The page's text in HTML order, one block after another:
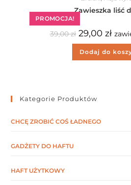
PROMOCJA!
Zawieszka liść
39,00zł 29,00 zł
Dodaj do
Kategorie Produktów
CHCĘ ZROBIĆ COŚ ŁADNEGO
GADŻETY DO HAFTU
HAFT UŻYTKOWY